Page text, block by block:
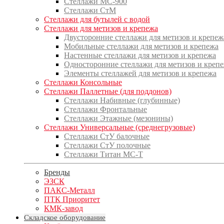
Стеллажи СтМ
Стеллажи для бутылей с водой
Стеллажи для метизов и крепежа
Двусторонние стеллажи для метизов и
Мобильные стеллажи для метизов и крепежа
Настенные стеллажи для метизов и крепежа
Односторонние стеллажи для метизов и
Элементы стеллажей для метизов и крепежа
Стеллажи Консольные
Стеллажи Паллетные (для поддонов)
Стеллажи Набивные (глубинные)
Стеллажи Фронтальные
Стеллажи Этажные (мезонины)
Стеллажи Универсальные (среднегрузовые)
Стеллажи СтУ балочные
Стеллажи СтУ полочные
Стеллажи Титан МС-Т
Бренды
ЭЗСК
ПАКС-Металл
ПТК Приоритет
КМК-завод
Складское оборудование